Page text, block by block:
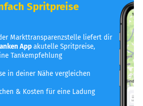
Spritpreise
Markttransparenzstelle liefert dir
Appakutelle Spritpreise,
Tankempfehlung
in deiner Nähe vergleichen
& Kosten für eine Ladung